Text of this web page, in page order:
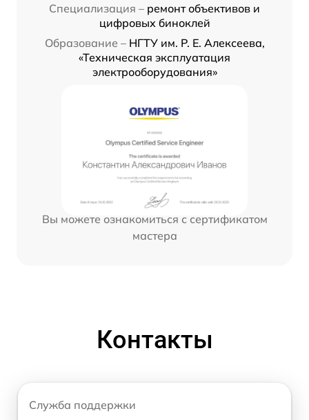
Специализация – ремонт объективов и
цифровых биноклей
Образование – НГТУ им. Р. Е. Алексеева,
«Техническая эксплуатация
электрооборудования»
Вы можете ознакомиться с сертификатом
мастера
Контакты
Служба поддержки